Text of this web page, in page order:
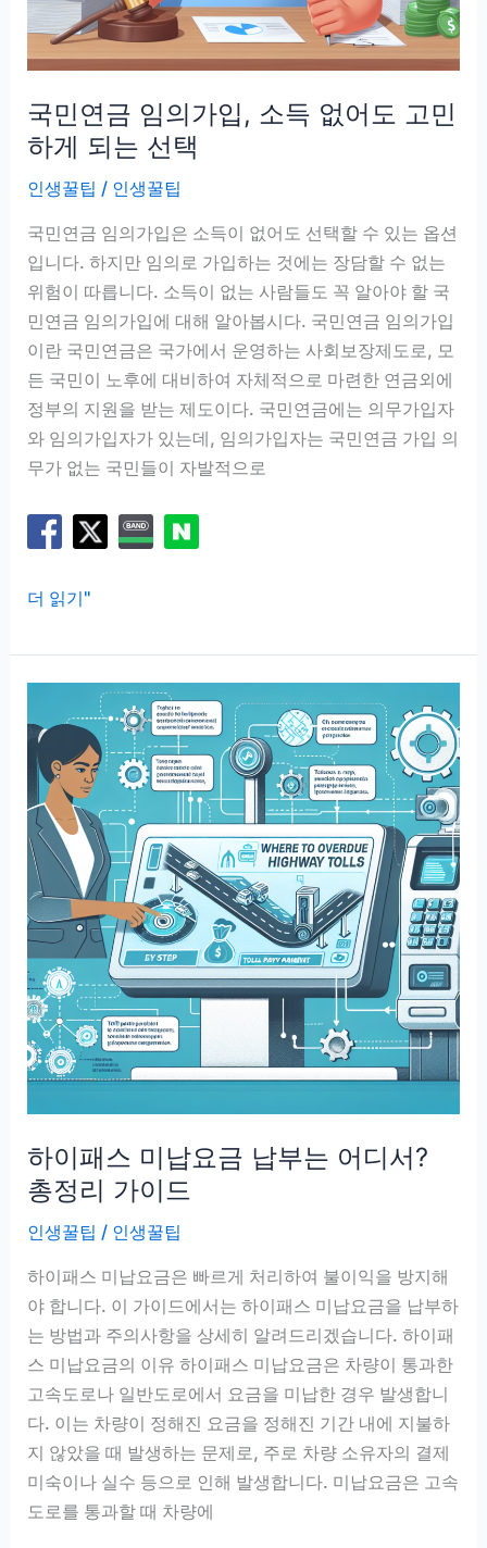
이
구
조
국민연금 임의가입, 소득 없어도 고민
하게 되는 선택
인생꿀팁 / 인생꿀팁
국민연금 임의가입은 소득이 없어도 선택할 수 있는 옵션
입니다. 하지만 임의로 가입하는 것에는 장담할 수 없는
위험이 따릅니다. 소득이 없는 사람들도 꼭 알아야 할 국
민연금 임의가입에 대해 알아봅시다. 국민연금 임의가입
이란 국민연금은 국가에서 운영하는 사회보장제도로, 모
든 국민이 노후에 대비하여 자체적으로 마련한 연금외에
정부의 지원을 받는 제도이다. 국민연금에는 의무가입자
와 임의가입자가 있는데, 임의가입자는 국민연금 가입 의
무가 없는 국민들이 자발적으로
국
연
금
의
가
입,
소
득
없
어
도
고
민
하
게
선
택
더 읽기"
하이패스 미납요금 납부는 어디서?
총정리 가이드
인생꿀팁 / 인생꿀팁
하이패스 미납요금은 빠르게 처리하여 불이익을 방지해
야 합니다. 이 가이드에서는 하이패스 미납요금을 납부하
는 방법과 주의사항을 상세히 알려드리겠습니다. 하이패
스 미납요금의 이유 하이패스 미납요금은 차량이 통과한
고속도로나 일반도로에서 요금을 미납한 경우 발생합니
다. 이는 차량이 정해진 요금을 정해진 기간 내에 지불하
지 않았을 때 발생하는 문제로, 주로 차량 소유자의 결제
미숙이나 실수 등으로 인해 발생합니다. 미납요금은 고속
도로를 통과할 때 차량에